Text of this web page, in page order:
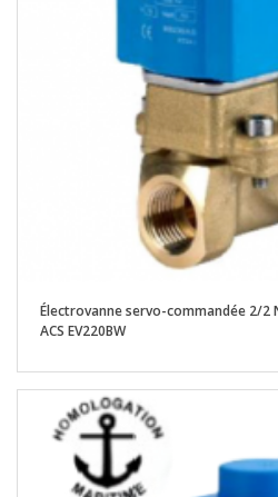
Électrovanne servo-commandée 2/2
ACS EV220BW